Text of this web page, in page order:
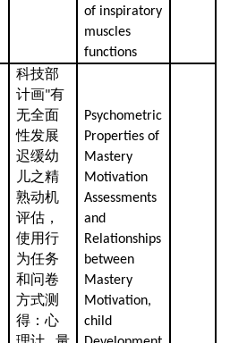
of inspiratory
muscles
functions
科技部
计画"有
无全面
性发展
迟缓幼
儿之精
熟动机
评估，
使用行
为任务
和问卷
方式测
得：心
Psychometric
Properties of
Mastery
Motivation
Assessments
and
Relationships
between
Mastery
Motivation,
child